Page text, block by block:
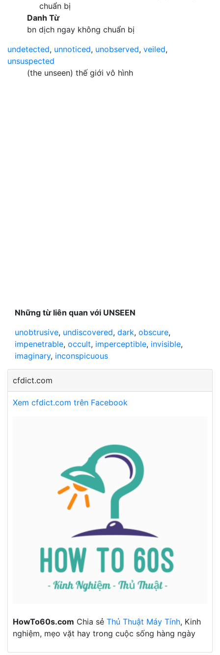
chuẩn bị
Danh Từ
bn dịch ngay không chuẩn bị
undetected, unnoticed, unobserved, veiled,
unsuspected
(the unseen) thế giới vô hình
Những từ liên quan với UNSEEN
unobtrusive, undiscovered, dark, obscure,
impenetrable, occult, imperceptible, invisible,
imaginary, inconspicuous
cfdict.com
Xem cfdict.com trên Facebook
HowTo60s.com Chia sẻ Thủ Thuật Máy Tính, Kinh
nghiệm, mẹo vặt hay trong cuộc sống hàng ngày